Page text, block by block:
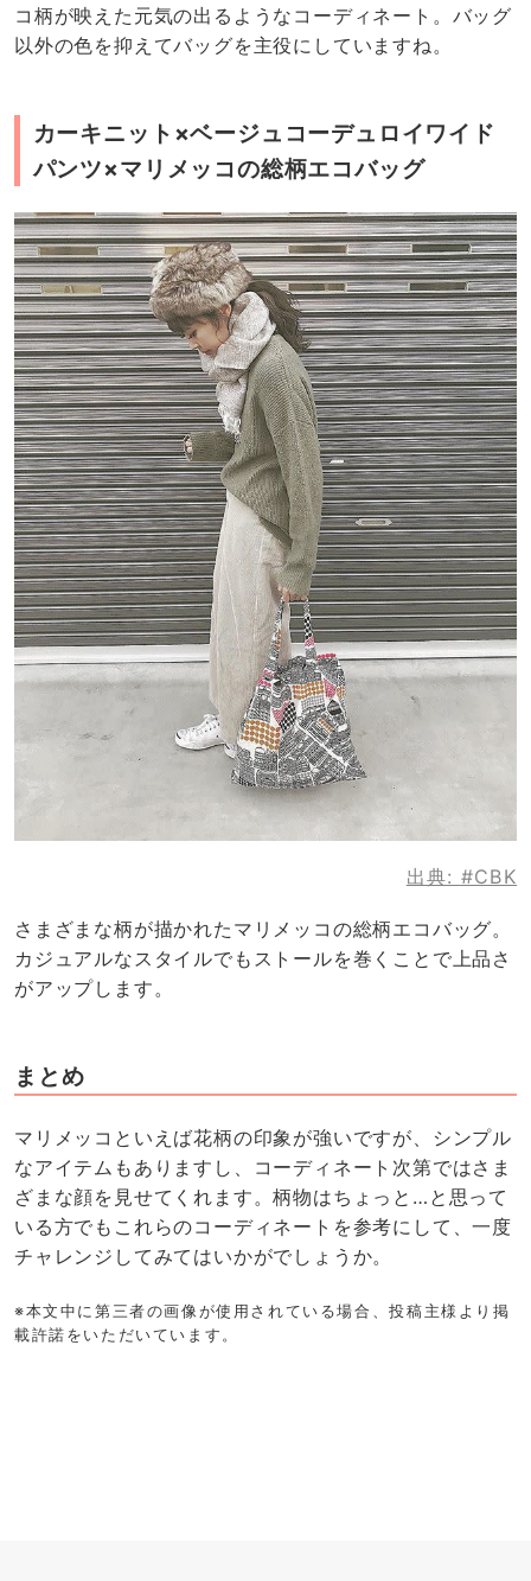
コ柄が映えた元気の出るようなコーディネート。バッグ
以外の色を抑えてバッグを主役にしていますね。
カーキニット×ベージュコーデュロイワイド
パンツ×マリメッコの総柄エコバッグ
出典: #CBK
さまざまな柄が描かれたマリメッコの総柄エコバッグ。
カジュアルなスタイルでもストールを巻くことで上品さ
がアップします。
まとめ
マリメッコといえば花柄の印象が強いですが、シンプル
なアイテムもありますし、コーディネート次第ではさま
ざまな顔を見せてくれます。柄物はちょっと…と思って
いる方でもこれらのコーディネートを参考にして、一度
チャレンジしてみてはいかがでしょうか。
※本文中に第三者の画像が使用されている場合、投稿主様より掲
載許諾をいただいています。